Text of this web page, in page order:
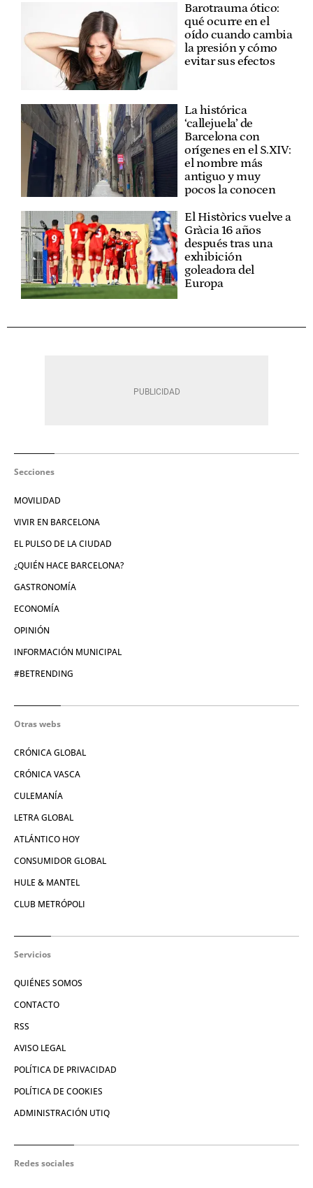
Barotrauma ótico:
qué ocurre en el
oído cuando cambia
la presión y cómo
evitar sus efectos
La histórica
‘callejuela’ de
Barcelona con
orígenes en el S.XIV:
el nombre más
antiguo y muy
pocos la conocen
El Històrics vuelve a
Gràcia 16 años
después tras una
exhibición
goleadora del
Europa
Secciones
MOVILIDAD
VIVIR EN BARCELONA
EL PULSO DE LA CIUDAD
¿QUIÉN HACE BARCELONA?
GASTRONOMÍA
ECONOMÍA
OPINIÓN
INFORMACIÓN MUNICIPAL
#BETRENDING
Otras webs
CRÓNICA GLOBAL
CRÓNICA VASCA
CULEMANÍA
LETRA GLOBAL
ATLÁNTICO HOY
CONSUMIDOR GLOBAL
HULE & MANTEL
CLUB METRÓPOLI
Servicios
QUIÉNES SOMOS
CONTACTO
RSS
AVISO LEGAL
POLÍTICA DE PRIVACIDAD
POLÍTICA DE COOKIES
ADMINISTRACIÓN UTIQ
Redes sociales